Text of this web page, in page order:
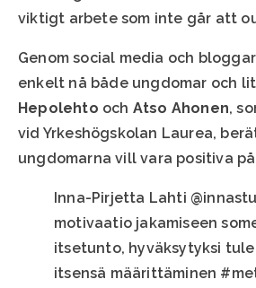
viktigt arbete som inte går att
Genom social media och
enkelt nå både ungdomar och
Hepolehto och Atso Ahonen,
vid Yrkeshögskolan Laurea,
ungdomarna vill vara positiva
Inna-Pirjetta Lahti
motivaatio jakamiseen
itsetunto, hyväksytyksi
itsensä määrittäminen